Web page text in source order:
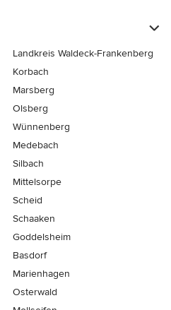
Landkreis Waldeck-Frankenberg
Korbach
Marsberg
Olsberg
Wünnenberg
Medebach
Silbach
Mittelsorpe
Scheid
Schaaken
Goddelsheim
Basdorf
Marienhagen
Osterwald